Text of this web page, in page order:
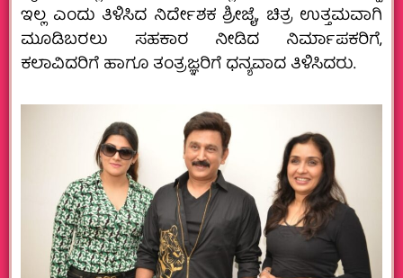
ಇಲ್ಲ ಎಂದು ತಿಳಿಸಿದ ನಿರ್ದೇಶಕ ಶ್ರೀಜೈ, ಚಿತ್ರ ಉತ್ತಮವಾಗಿ
ಮೂಡಿಬರಲು ಸಹಕಾರ ನೀಡಿದ ನಿರ್ಮಾಪಕರಿಗೆ,
ಕಲಾವಿದರಿಗೆ ಹಾಗೂ ತಂತ್ರಜ್ಞರಿಗೆ ಧನ್ಯವಾದ ತಿಳಿಸಿದರು.